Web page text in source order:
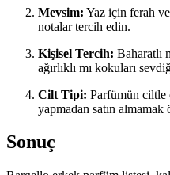
Mevsim: Yaz için ferah
notalar tercih edin.
Kişisel Tercih: Baharatlı
ağırlıklı mı kokuları
Cilt Tipi: Parfümün ciltle
yapmadan satın almamak
Sonuç